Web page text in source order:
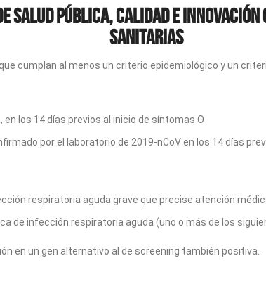
SALUD PÚBLICA, CALIDAD E
Sanitarias
cumplan al menos un criterio epidemiológico y un
en los 14 días previos al inicio de síntomas O
por el laboratorio de 2019-nCoV en los 14 días
respiratoria aguda grave que precise atención
de infección respiratoria aguda (uno o más de los
en un gen alternativo al de screening también positiva.